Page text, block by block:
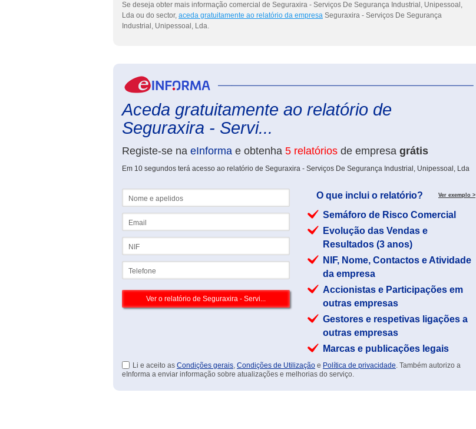
Se deseja obter mais informação comercial de Seguraxira - Serviços De Segurança Industrial, Unipessoal,
Lda ou do sector, aceda gratuitamente ao relatório da empresa Seguraxira - Serviços De Segurança
Industrial, Unipessoal, Lda.
Aceda gratuitamente ao relatório de
Seguraxira - Servi...
Registe-se na eInforma e obtenha 5 relatórios de empresa grátis
Em 10 segundos terá acesso ao relatório de Seguraxira - Serviços De Segurança Industrial, Unipessoal, Lda
O que inclui o relatório? Ver exemplo >
Semáforo de Risco Comercial
Evolução das Vendas e
Resultados (3 anos)
NIF, Nome, Contactos e Atividade
da empresa
Accionistas e Participações em
outras empresas
Gestores e respetivas ligações a
outras empresas
Marcas e publicações legais
Li e aceito as Condições gerais, Condições de Utilização e Política de privacidade. Também autorizo a
eInforma a enviar informação sobre atualizações e melhorias do serviço.